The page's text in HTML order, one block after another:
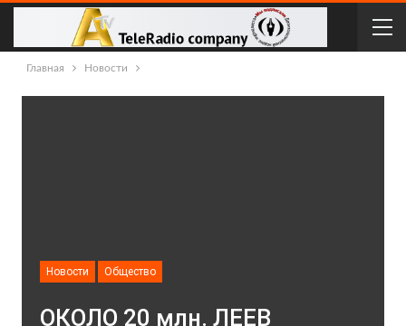
Главная Новости
Новости Общество
ОКОЛО 20 млн. ЛЕЕВ